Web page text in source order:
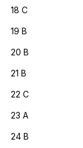
18 C
19 B
20 B
21 B
22 C
23 A
24 B